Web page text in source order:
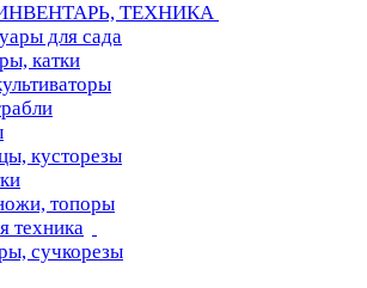
ТЕХНИКА
для сада
катки
кусторезы
топоры
техника
сучкорезы